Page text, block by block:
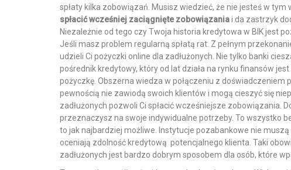
spłaty kilka zobowiązań. Musisz wiedzieć, że nie jesteś w tym
spłacić wcześniej zaciągnięte zobowiązaniai da zastrzyk
Niezależnie od tego czy Twoja historia kredytowa w BIK jest
Jeśli masz problem regularną spłatą rat. Z pełnym
udzieli Ci pożyczki online dla zadłużonych. Nie tylko banki
pośrednik kredytowy, który od lat działa na rynku finansów
pożyczkę. Obszerna wiedza w połączeniu z
pewnością nie zawiodą swoich klientów i mogą cieszyć się
zadłużonych pozwoli Ci spłacić wcześniejsze zobowiązania.
przeznaczysz na swoje indywidualne potrzeby. To wszystko
to jak najbardziej możliwe. Instytucje pozabankowe nie
oceniają zdolność kredytową potencjalnego klienta. Taki
zadłużonych jest bardzo dobrym sposobem dla osób, które